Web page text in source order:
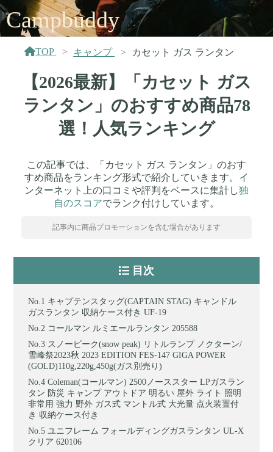
Campbuddy
TOP キャンプ カセット ガス ランタン
【2026最新】「カセット ガス
ランタン」のおすすめ商品78
選！人気ランキング
この記事では、「カセット ガス ランタン」のおす
すめ商品をランキング形式で紹介していきます。イ
ンターネット上の口コミや評判をベースに集計し独
自のスコアでランク付けしています。
記事内に商品プロモーションを含む場合があります
目次
キャプテンスタッグ(CAPTAIN STAG) キャンドル
ガスランタン 収納ケース付き UF-19
コールマン ルミエールランタン 205588
スノーピーク(snow peak) リトルランプ ノクターン/
雪峰祭2023秋 2023 EDITION FES-147 GIGA POWER
(GOLD)110g,220g,450g(ガス別売り)
Coleman(コールマン) 2500ノーススター LPガスラン
タン 防災 キャンプ アウトドア 明るい 屋外 ライト 照明
非常用 強力 野外 ガス式 マントル式 大光量 点火装置付
き 収納ケース付き
ユニフレーム フォールディングガスランタン UL-X
クリア 620106